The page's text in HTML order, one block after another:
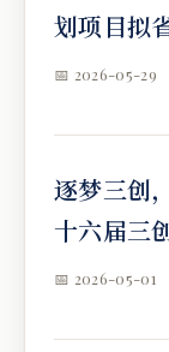
划项目拟
📅 2026-05-29
逐梦三创
十六届三
📅 2026-05-01